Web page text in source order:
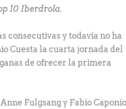
10 Iberdrola.
consecutivas y todavía no ha
Cuesta la cuarta jornada del
de ofrecer la primera
Fulgsang y Fabio